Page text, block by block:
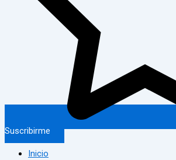
Suscribirme
Inicio